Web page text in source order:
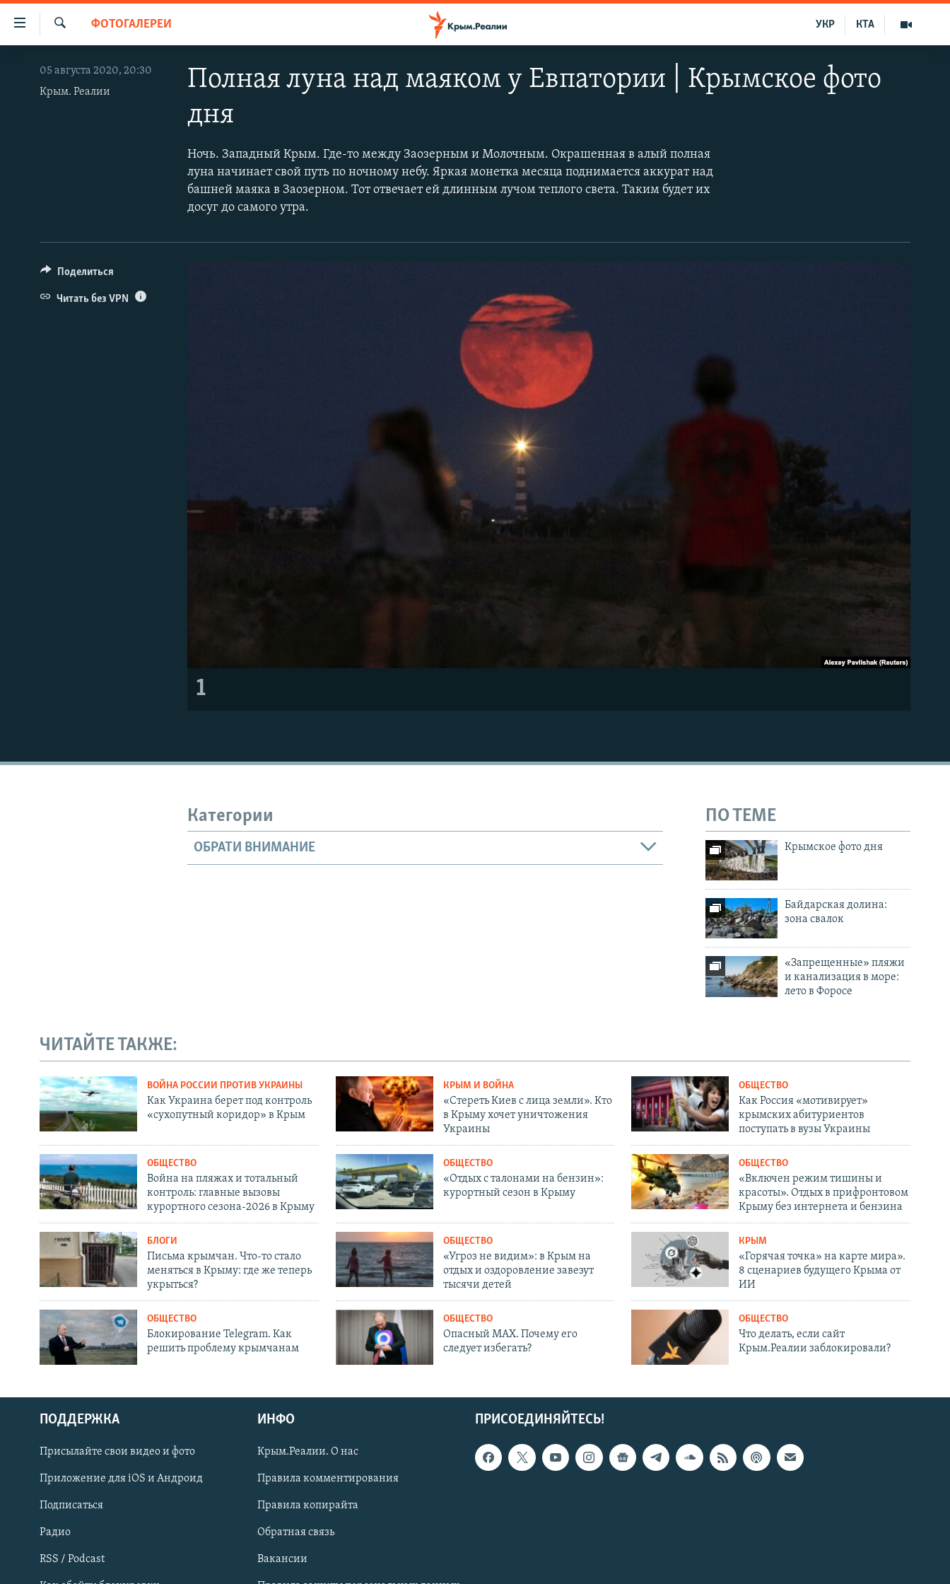
Доступность
ссылки
основному
НОВОСТИ
СПЕЦПРОЕКТЫ
ТЕЛЕПРОЕКТ КРЫМ.РЕАЛИИ
СОВЕТЫ ПРАВОЗАЩИТНИКОВ
ПРОПАВШИЕ БЕЗ ВЕСТИ
Українською
Qırımtatar
ПРИСОЕДИНЯЙТЕСЬ!
ФОТОГАЛЕРЕИ КТА
УКР
Полная луна над маяком у Евпатории | Крымское фото
дня
05 августа 2020, 20:30
Крым. Реалии
Ночь. Западный Крым. Где-то между Заозерным и Молочным. Окрашенная в алый полная
луна начинает свой путь по ночному небу. Яркая монетка месяца поднимается аккурат над
башней маяка в Заозерном. Тот отвечает ей длинным лучом теплого света. Таким будет их
досуг до самого утра.
1
Поделиться
Читать без VPN
ПО ТЕМЕ
Крымское фото дня
Байдарская долина:
зона свалок
«Запрещенные» пляжи
и канализация в море:
лето в Форосе
Категории
ОБРАТИ ВНИМАНИЕ
ЧИТАЙТЕ ТАКЖЕ:
ВОЙНА РОССИИ ПРОТИВ УКРАИНЫ
Как Украина берет под контроль
«сухопутный коридор» в Крым
КРЫМ И ВОЙНА
«Стереть Киев с лица земли». Кто
в Крыму хочет уничтожения
Украины
ОБЩЕСТВО
Как Россия «мотивирует»
крымских абитуриентов
поступать в вузы Украины
ОБЩЕСТВО
Война на пляжах и тотальный
контроль: главные вызовы
курортного сезона-2026 в Крыму
ОБЩЕСТВО
«Отдых с талонами на бензин»:
курортный сезон в Крыму
ОБЩЕСТВО
«Включен режим тишины и
красоты». Отдых в прифронтовом
Крыму без интернета и бензина
БЛОГИ
Письма крымчан. Что-то стало
меняться в Крыму: где же теперь
укрыться?
ОБЩЕСТВО
«Угроз не видим»: в Крым на
отдых и оздоровление завезут
тысячи детей
КРЫМ
«Горячая точка» на карте мира».
8 сценариев будущего Крыма от
ИИ
ОБЩЕСТВО
Блокирование Telegram. Как
решить проблему крымчанам
ОБЩЕСТВО
Опасный MAX. Почему его
следует избегать?
ОБЩЕСТВО
Что делать, если сайт
Крым.Реалии заблокировали?
ПРИСОЕДИНЯЙТЕСЬ!
ПОДДЕРЖКА
Присылайте свои видео и фото
Приложение для iOS и Андроид
Подписаться
Радио
RSS / Podcast
ИНФО
Крым.Реалии. О нас
Правила комментирования
Правила копирайта
Обратная связь
Вакансии